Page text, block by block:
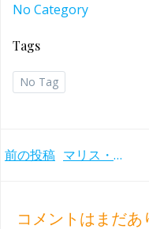
No Category
Tags
No Tag
Post
前の投稿 マリス・ヤンソンスら9人の指揮者によるコンセルトヘボウ管のマーラー交響曲全集(2009-11年)
コメントはまだ